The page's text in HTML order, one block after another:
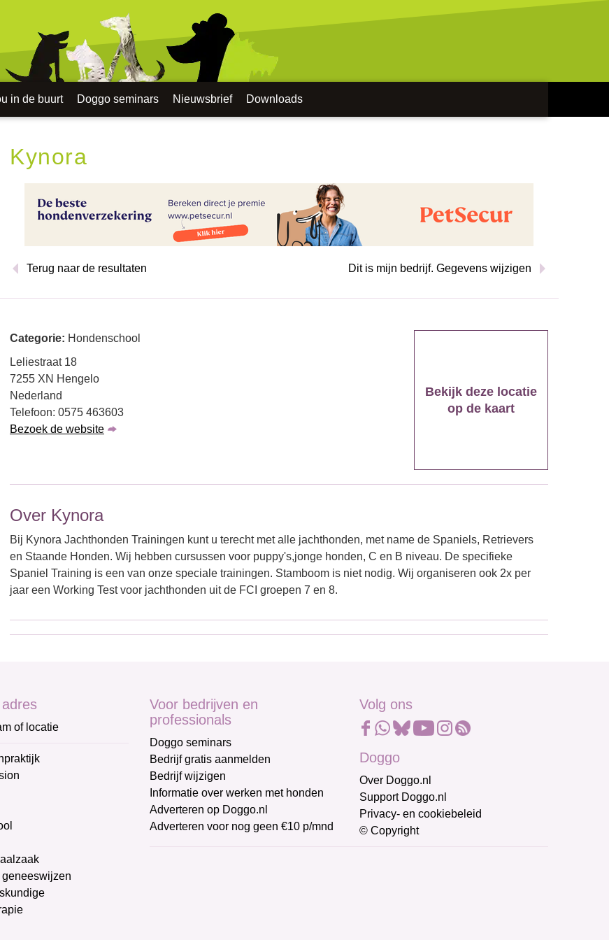
in de buurt Doggo seminars Nieuwsbrief Downloads
Kynora
Terug naar de resultaten Dit is mijn bedrijf. Gegevens wijzigen
Categorie: Hondenschool
Leliestraat 18
7255 XN Hengelo
Nederland
Telefoon: 0575 463603
Bezoek de website
Bekijk deze locatie
op de kaart
Over Kynora
Bij Kynora Jachthonden Trainingen kunt u terecht met alle jachthonden, met name de Spaniels, Retrievers
en Staande Honden. Wij hebben cursussen voor puppy's,jonge honden, C en B niveau. De specifieke
Spaniel Training is een van onze speciale trainingen. Stamboom is niet nodig. Wij organiseren ook 2x per
jaar een Working Test voor jachthonden uit de FCI groepen 7 en 8.
of locatie
Voor bedrijven en
professionals
Doggo seminars
Bedrijf gratis aanmelden
Bedrijf wijzigen
Informatie over werken met honden
Adverteren op Doggo.nl
Adverteren voor nog geen €10 p/mnd
Volg ons
Doggo
Over Doggo.nl
Support Doggo.nl
Privacy- en cookiebeleid
© Copyright